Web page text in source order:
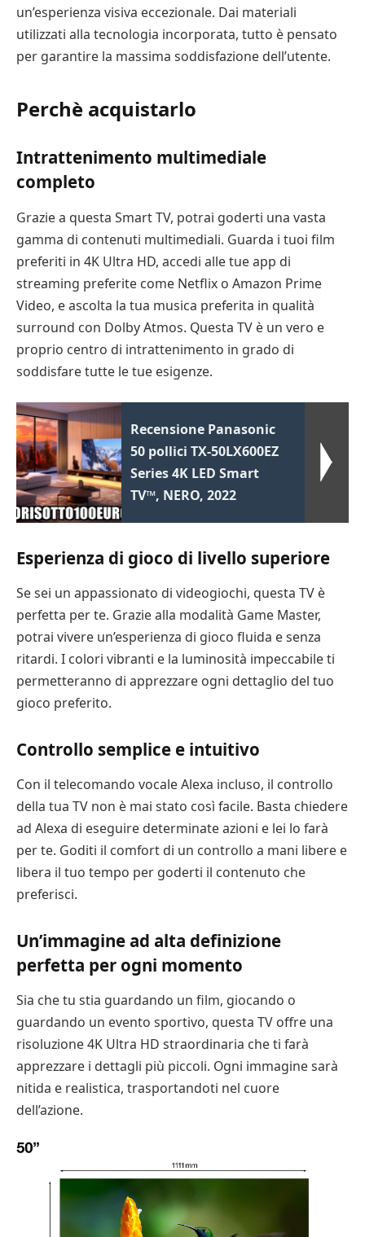
un’esperienza visiva eccezionale. Dai materiali
utilizzati alla tecnologia incorporata, tutto è pensato
per garantire la massima soddisfazione dell’utente.
Perchè acquistarlo
Intrattenimento multimediale
completo
Grazie a questa Smart TV, potrai goderti una vasta
gamma di contenuti multimediali. Guarda i tuoi film
preferiti in 4K Ultra HD, accedi alle tue app di
streaming preferite come Netflix o Amazon Prime
Video, e ascolta la tua musica preferita in qualità
surround con Dolby Atmos. Questa TV è un vero e
proprio centro di intrattenimento in grado di
soddisfare tutte le tue esigenze.
Recensione Panasonic
50 pollici TX-50LX600EZ
Series 4K LED Smart
TV™, NERO, 2022
Esperienza di gioco di livello superiore
Se sei un appassionato di videogiochi, questa TV è
perfetta per te. Grazie alla modalità Game Master,
potrai vivere un’esperienza di gioco fluida e senza
ritardi. I colori vibranti e la luminosità impeccabile ti
permetteranno di apprezzare ogni dettaglio del tuo
gioco preferito.
Controllo semplice e intuitivo
Con il telecomando vocale Alexa incluso, il controllo
della tua TV non è mai stato così facile. Basta chiedere
ad Alexa di eseguire determinate azioni e lei lo farà
per te. Goditi il comfort di un controllo a mani libere e
libera il tuo tempo per goderti il contenuto che
preferisci.
Un’immagine ad alta definizione
perfetta per ogni momento
Sia che tu stia guardando un film, giocando o
guardando un evento sportivo, questa TV offre una
risoluzione 4K Ultra HD straordinaria che ti farà
apprezzare i dettagli più piccoli. Ogni immagine sarà
nitida e realistica, trasportandoti nel cuore
dell’azione.